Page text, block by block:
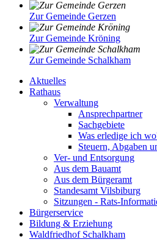
Zur Gemeinde Gerzen
Zur Gemeinde Kröning
Zur Gemeinde Schalkham
Aktuelles
Rathaus
Verwaltung
Ansprechpartner
Sachgebiete
Was erledige ich
Steuern, Abgaben
Ver- und Entsorgung
Aus dem Bauamt
Aus dem Bürgeramt
Standesamt Vilsbiburg
Sitzungen - Rats-
Bürgerservice
Bildung & Erziehung
Waldfriedhof Schalkham